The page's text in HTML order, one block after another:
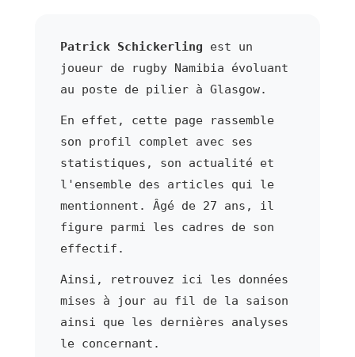
Patrick Schickerling est un
joueur de rugby Namibia évoluant
au poste de pilier à Glasgow.
En effet, cette page rassemble
son profil complet avec ses
statistiques, son actualité et
l'ensemble des articles qui le
mentionnent. Âgé de 27 ans, il
figure parmi les cadres de son
effectif.
Ainsi, retrouvez ici les données
mises à jour au fil de la saison
ainsi que les dernières analyses
le concernant.